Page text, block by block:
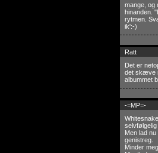
mange, og
hinanden.
rytmen.
ik':-)
Ratt
Det er
det skæve
albummet
-=MP=-
Men lad
genistreg.
Minder